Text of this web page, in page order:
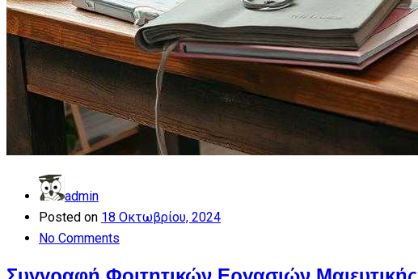
admin
Posted on 18 Οκτωβρίου, 2024
No Comments